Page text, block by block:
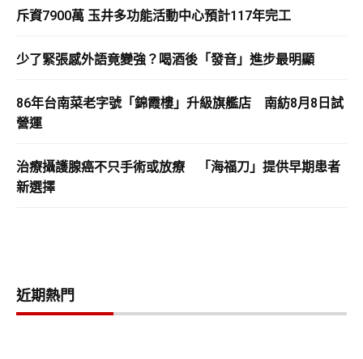
斥資7900萬 玉井多功能活動中心預計117年完工
少了緊張感外語竟變強？喝酒後「發音」進步最明顯
86年台南菜老字號「錦霞樓」升級旗艦店 南紡8月8日試
營運
治療攝護腺癌不只手術或放療 「海福刀」提供早期患者
新選擇
近期熱門